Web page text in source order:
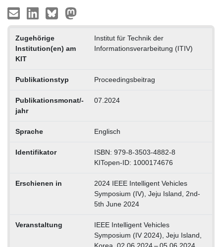
Zugehörige
Institution(en) am
KIT
Institut für Technik der
Informationsverarbeitung (ITIV)
Publikationstyp Proceedingsbeitrag
Publikationsmonat/-
jahr
07.2024
Sprache Englisch
Identifikator
ISBN: 979-8-3503-4882-8
KITopen-ID: 1000174676
Erschienen in
2024 IEEE Intelligent Vehicles
Symposium (IV), Jeju Island, 2nd-
5th June 2024
Veranstaltung
IEEE Intelligent Vehicles
Symposium (IV 2024), Jeju Island,
Korea, 02.06.2024 – 05.06.2024